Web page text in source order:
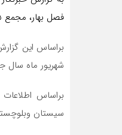
فصل بهار، مجمع ۵ شرکت دیگر نیز در نیمه دوم شهریور ماه برگزار می شود.
براساس این
شهریور ماه سال
سیستان وبلوچستان ۲۹ شهریور، همدان ۲۸ شهریور، شیراز ۲۹ شهریور و گرگان ۲۸ شهریور ماه سال